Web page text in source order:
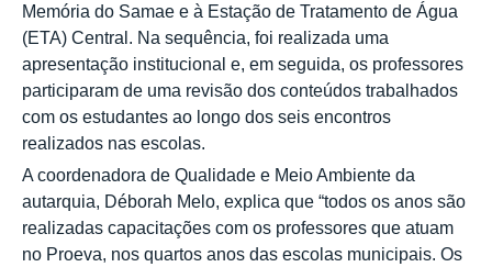
Memória do Samae e à Estação de Tratamento de Água
(ETA) Central. Na sequência, foi realizada uma
apresentação institucional e, em seguida, os professores
participaram de uma revisão dos conteúdos trabalhados
com os estudantes ao longo dos seis encontros
realizados nas escolas.
A coordenadora de Qualidade e Meio Ambiente da
autarquia, Déborah Melo, explica que “todos os anos são
realizadas capacitações com os professores que atuam
no Proeva, nos quartos anos das escolas municipais. Os